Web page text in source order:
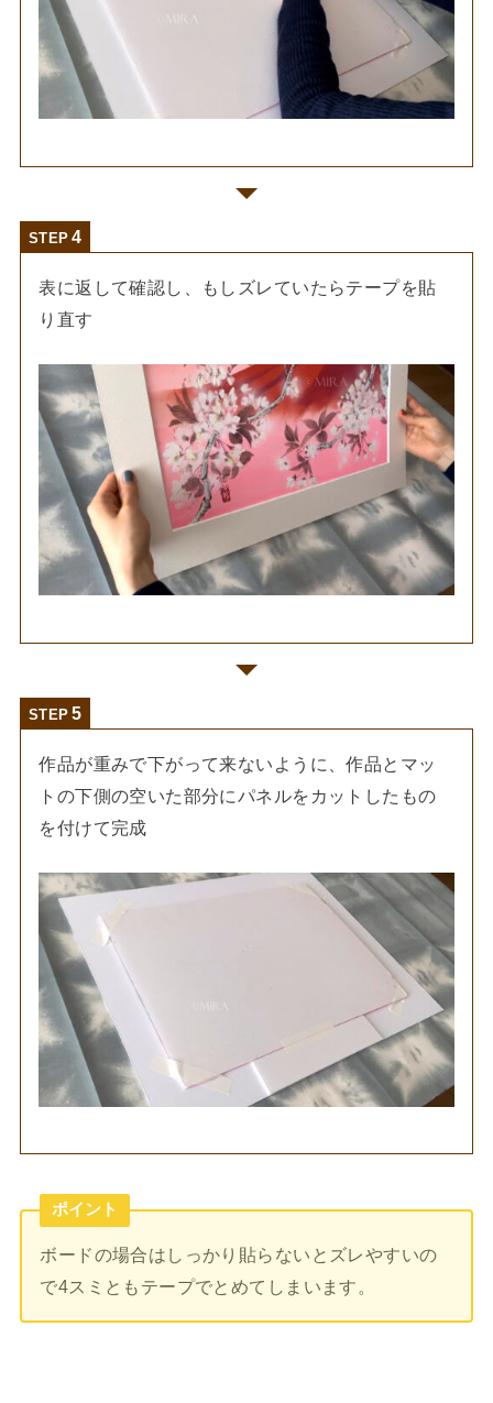
STEP
表に返して確認し、もしズレていたらテープを貼
り直す
STEP
作品が重みで下がって来ないように、作品とマッ
トの下側の空いた部分にパネルをカットしたもの
を付けて完成
ポイント
ボードの場合はしっかり貼らないとズレやすいの
で4スミともテープでとめてしまいます。